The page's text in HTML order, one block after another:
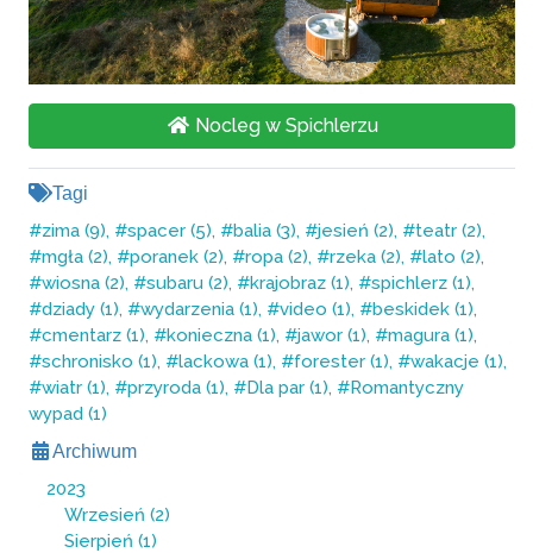
Nocleg w Spichlerzu
Tagi
zima (9) spacer (5) balia (3) jesień (2)
teatr (2)
mgła (2)
poranek (2) ropa (2) rzeka (2)
lato (2)
wiosna (2)
subaru (2) krajobraz (1)
spichlerz (1)
dziady (1)
wydarzenia (1) video (1)
beskidek (1)
cmentarz (1)
konieczna (1) jawor (1)
magura (1)
schronisko (1)
lackowa (1) forester (1)
wakacje (1)
wiatr (1)
przyroda (1) Dla par (1)
Romantyczny
wypad (1)
Archiwum
2023
Wrzesień (2)
Sierpień (1)